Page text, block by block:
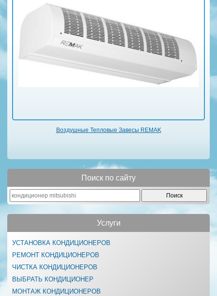
Воздушные Тепловые Завесы REMAK
Поиск по сайту
Услуги
УСТАНОВКА КОНДИЦИОНЕРОВ
РЕМОНТ КОНДИЦИОНЕРОВ
ЧИСТКА КОНДИЦИОНЕРОВ
ВЫБРАТЬ КОНДИЦИОНЕР
МОНТАЖ КОНДИЦИОНЕРОВ